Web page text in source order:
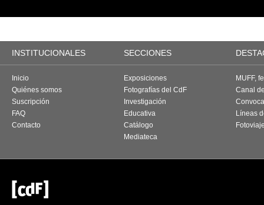
INSTITUCIONALES SECCIONES
Inicio
Quiénes somos
Suscripción
FAQ
Contacto
Exposiciones
Fotografías del CdF
Investigación
Educativa
Catálogo
Mediateca
MUFF,
Canal
Líneas